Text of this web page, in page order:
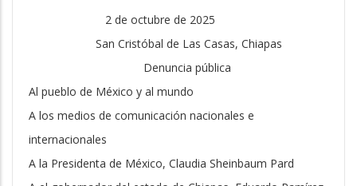
2 de octubre de 2025
San Cristóbal de Las Casas, Chiapas
Denuncia pública
Al pueblo de México y al mundo
A los medios de comunicación nacionales e
internacionales
A la Presidenta de México, Claudia Sheinbaum Pard